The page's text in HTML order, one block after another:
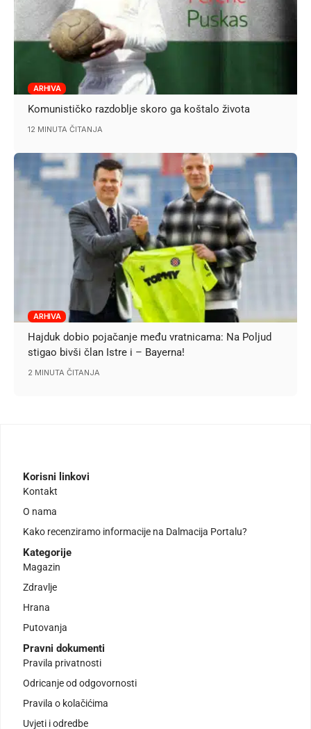
ARHIVA
Komunističko razdoblje skoro ga koštalo života
12 MINUTA ČITANJA
ARHIVA
Hajduk dobio pojačanje među vratnicama: Na Poljud
stigao bivši član Istre i – Bayerna!
2 MINUTA ČITANJA
Korisni linkovi
Kontakt
O nama
Kako recenziramo informacije na Dalmacija Portalu?
Kategorije
Magazin
Zdravlje
Hrana
Putovanja
Pravni dokumenti
Pravila privatnosti
Odricanje od odgovornosti
Pravila o kolačićima
Uvjeti i odredbe